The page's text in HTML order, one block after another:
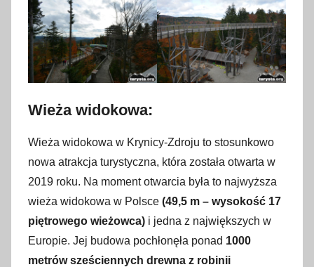
Wieża widokowa:
Wieża widokowa w Krynicy-Zdroju to stosunkowo
nowa atrakcja turystyczna, która została otwarta w
2019 roku. Na moment otwarcia była to najwyższa
wieża widokowa w Polsce (49,5 m – wysokość 17
piętrowego wieżowca) i jedna z największych w
Europie. Jej budowa pochłonęła ponad 1000
metrów sześciennych drewna z robinii